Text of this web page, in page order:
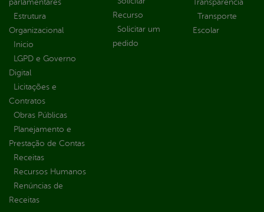
parlamentares
Estrutura
Organizacional
Inicio
LGPD e Governo
Digital
Licitações e
Contratos
Obras Públicas
Planejamento e
Prestação de Contas
Receitas
Recursos Humanos
Renúncias de
Receitas
Recurso
Solicitar um
pedido
Transparência
Transporte
Escolar